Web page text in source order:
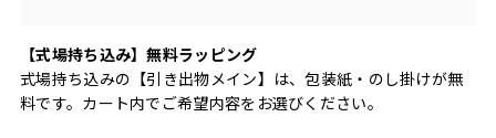
【式場持ち込み】無料ラッピング
式場持ち込みの【引き出物メイン】は、包装紙・のし掛けが無
料です。カート内でご希望内容をお選びください。